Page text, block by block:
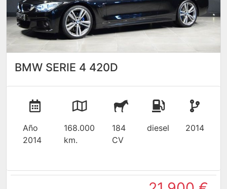
BMW SERIE 4 420D
Año
2014
168.000
km.
184
CV
diesel 2014